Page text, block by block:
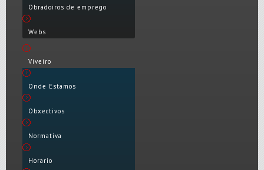
Obradoiros de emprego
Webs
Viveiro
Onde Estamos
Obxectivos
Normativa
Horario